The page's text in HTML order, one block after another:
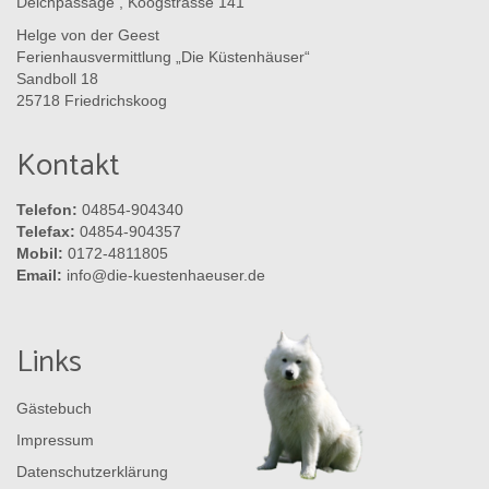
Helge von der Geest
Ferienhausvermittlung „Die Küstenhäuser“
Sandboll 18
25718 Friedrichskoog
Kontakt
Telefon: 04854-904340
Telefax: 04854-904357
Mobil: 0172-4811805
Email: info@die-kuestenhaeuser.de
Links
Gästebuch
Impressum
Datenschutzerklärung